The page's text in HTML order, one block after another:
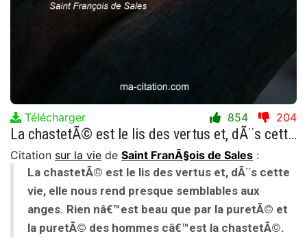
Télécharger 854 204
La chastetÃ© est le lis des vertus et, dÃ¨s cette vie, elle nous rend presque semblables aux anges. Rien nâ€™est beau que par la puretÃ© et la puretÃ© des hommes câ€™est la chastetÃ©.
Citation sur la vie de Saint FranÃ§ois de Sales :
La chastetÃ© est le lis des vertus et, dÃ¨s cette
vie, elle nous rend presque semblables aux
anges. Rien nâ€™est beau que par la puretÃ© et
la puretÃ© des hommes câ€™est la chastetÃ©.